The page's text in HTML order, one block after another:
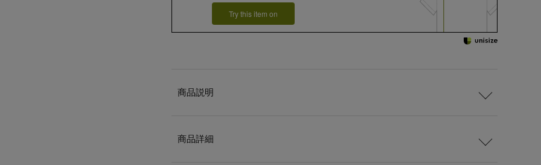
Try this item on
商品説明
商品詳細